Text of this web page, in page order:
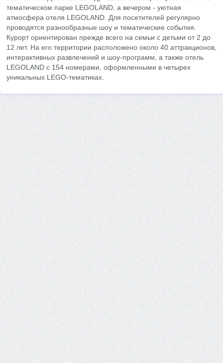
тематическом парке LEGOLAND, а вечером - уютная
атмосфера отеля LEGOLAND. Для посетителей регулярно
проводятся разнообразные шоу и тематические события.
Курорт ориентирован прежде всего на семьи с детьми от 2 до
12 лет. На его территории расположено около 40 аттракционов,
интерактивных развлечений и шоу-программ, а также отель
LEGOLAND с 154 номерами, оформленными в четырех
уникальных LEGO-тематиках.